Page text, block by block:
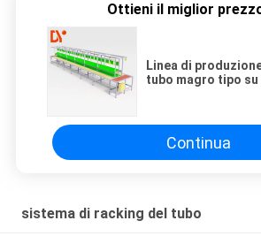
Ottieni il miglior
Linea di
tubo magro tipo su
Continua
sistema di racking del tubo